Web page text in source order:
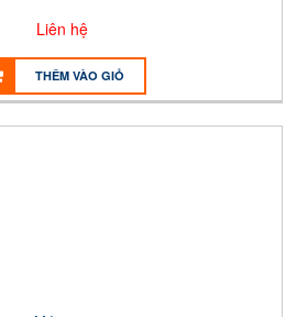
Liên hệ
THÊM VÀO GIỎ